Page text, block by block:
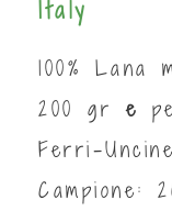
Italy
100% Lana
200 gre
Ferri-
Campione: